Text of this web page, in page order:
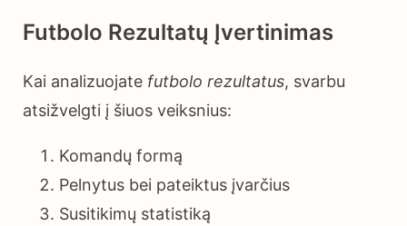
Futbolo Rezultatų Įvertinimas
Kai analizuojate futbolo rezultatus, svarbu
atsižvelgti į šiuos veiksnius:
Komandų formą
Pelnytus bei pateiktus įvarčius
Susitikimų statistiką